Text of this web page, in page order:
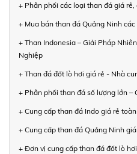
+ Phân phối các loại than đá giá
+ Mua bán than đá Quảng Ninh
+ Than Indonesia – Giải Pháp
Nghiệp
+ Than đá đốt lò hơi giá rẻ - Nhà
+ Phân phối than đá số lượng lớn –
+ Cung cấp than đá Indo giá rẻ
+ Cung cấp than đá Quảng Ninh
+ Đơn vị cung cấp than đá đốt lò